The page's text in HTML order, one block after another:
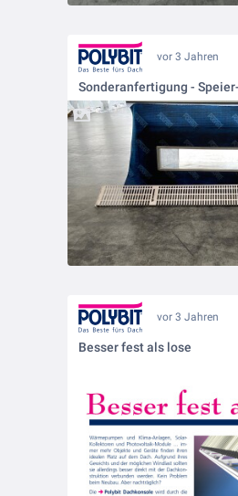
vor 3 Jahren
Sonderanfertigung -
vor 3 Jahren
Besser fest als lose